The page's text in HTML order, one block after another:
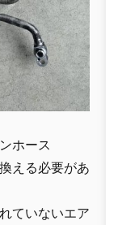
ホース
える必要があ
ていないエア